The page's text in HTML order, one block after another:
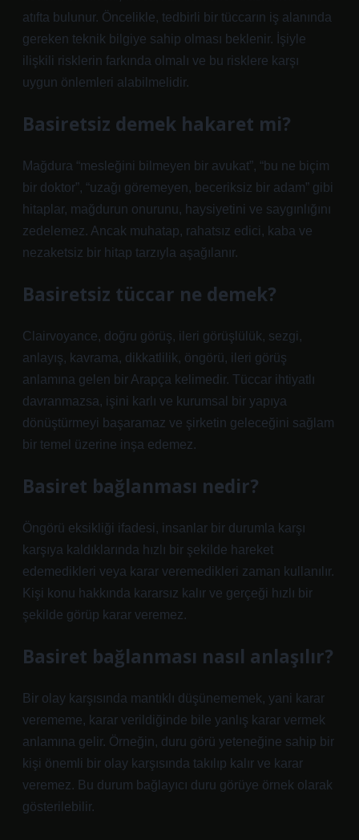
atıfta bulunur. Öncelikle, tedbirli bir tüccarın iş alanında
gereken teknik bilgiye sahip olması beklenir. İşiyle
ilişkili risklerin farkında olmalı ve bu risklere karşı
uygun önlemleri alabilmelidir.
Basiretsiz demek hakaret mi?
Mağdura “mesleğini bilmeyen bir avukat”, “bu ne biçim
bir doktor”, “uzağı göremeyen, beceriksiz bir adam” gibi
hitaplar, mağdurun onurunu, haysiyetini ve saygınlığını
zedelemez. Ancak muhatap, rahatsız edici, kaba ve
nezaketsiz bir hitap tarzıyla aşağılanır.
Basiretsiz tüccar ne demek?
Clairvoyance, doğru görüş, ileri görüşlülük, sezgi,
anlayış, kavrama, dikkatlilik, öngörü, ileri görüş
anlamına gelen bir Arapça kelimedir. Tüccar ihtiyatlı
davranmazsa, işini karlı ve kurumsal bir yapıya
dönüştürmeyi başaramaz ve şirketin geleceğini sağlam
bir temel üzerine inşa edemez.
Basiret bağlanması nedir?
Öngörü eksikliği ifadesi, insanlar bir durumla karşı
karşıya kaldıklarında hızlı bir şekilde hareket
edemedikleri veya karar veremedikleri zaman kullanılır.
Kişi konu hakkında kararsız kalır ve gerçeği hızlı bir
şekilde görüp karar veremez.
Basiret bağlanması nasıl anlaşılır?
Bir olay karşısında mantıklı düşünememek, yani karar
verememe, karar verildiğinde bile yanlış karar vermek
anlamına gelir. Örneğin, duru görü yeteneğine sahip bir
kişi önemli bir olay karşısında takılıp kalır ve karar
veremez. Bu durum bağlayıcı duru görüye örnek olarak
gösterilebilir.